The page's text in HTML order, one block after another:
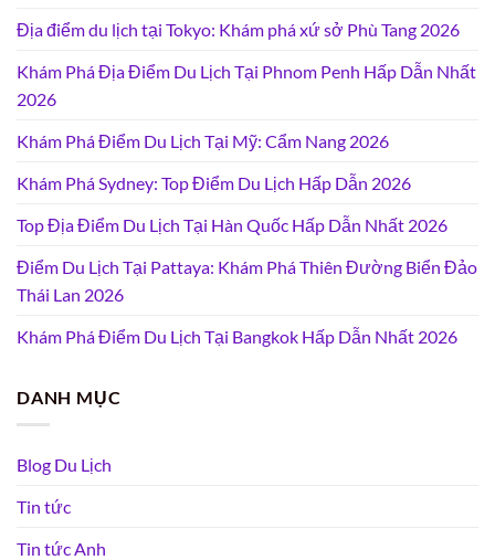
Địa điểm du lịch tại Tokyo: Khám phá xứ sở Phù Tang 2026
Khám Phá Địa Điểm Du Lịch Tại Phnom Penh Hấp Dẫn Nhất
2026
Khám Phá Điểm Du Lịch Tại Mỹ: Cẩm Nang 2026
Khám Phá Sydney: Top Điểm Du Lịch Hấp Dẫn 2026
Top Địa Điểm Du Lịch Tại Hàn Quốc Hấp Dẫn Nhất 2026
Điểm Du Lịch Tại Pattaya: Khám Phá Thiên Đường Biển Đảo
Thái Lan 2026
Khám Phá Điểm Du Lịch Tại Bangkok Hấp Dẫn Nhất 2026
DANH MỤC
Blog Du Lịch
Tin tức
Tin tức Anh